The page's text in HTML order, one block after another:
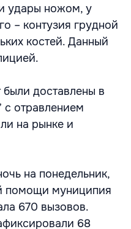
удары ножом, у
– контузия грудной
костей. Данный
доставлены в
с отравлением
на рынке и
на понедельник,
помощи муниципия
670 вызовов.
68